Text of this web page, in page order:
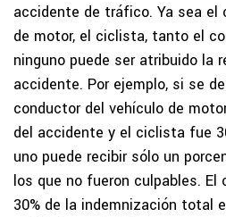
accidente de tráfico. Ya sea el
de motor, el ciclista, tanto el
ninguno puede ser atribuido la
accidente. Por ejemplo, si se
conductor del vehículo de
del accidente y el ciclista fue
uno puede recibir sólo un
los que no fueron culpables. El
30% de la indemnización total